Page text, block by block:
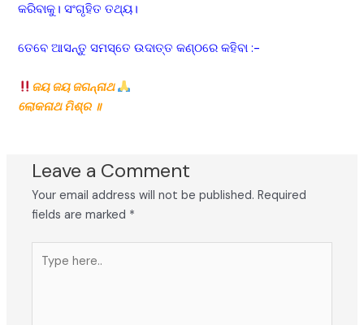
କରିବାକୁ। ସଂଗୃହିତ ତଥ୍ୟ।
ତେବେ ଆସନ୍ତୁ ସମସ୍ତେ ଉଦାତ୍ତ କଣ୍ଠରେ କହିବା :-
ଜୟ ଜୟ ଜଗନ୍ନାଥ
ଲୋକନାଥ ମିଶ୍ର ॥
Leave a Comment
Your email address will not be published. Required
fields are marked *
here..